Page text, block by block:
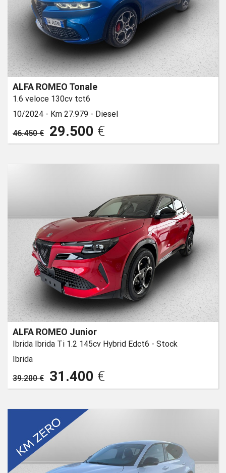
ALFA ROMEO Tonale
1.6 veloce 130cv tct6
10/2024 - Km 27.979 - Diesel
46.450 €
29.500 €
ALFA ROMEO Junior
Ibrida Ibrida Ti 1.2 145cv Hybrid Edct6 - Stock
Ibrida
39.200 €
31.400 €